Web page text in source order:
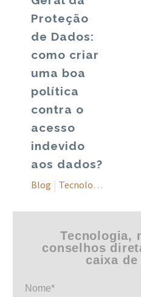
Proteção
de Dados:
como criar
uma boa
política
contra o
acesso
indevido
aos dados?
Blog Tecnologia
Tecnologia,
conselhos
caixa
Nome*